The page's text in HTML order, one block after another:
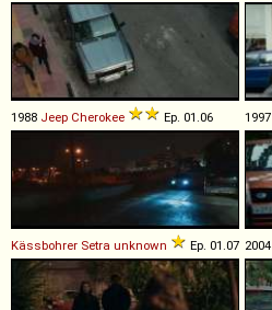
1988 Jeep Cherokee Ep. 01.06 1997
Kässbohrer Setra unknown Ep. 01.07 2004